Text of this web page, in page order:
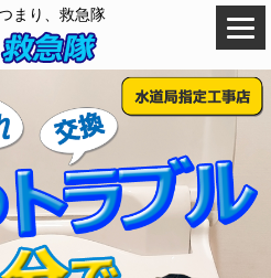
まり、救急隊